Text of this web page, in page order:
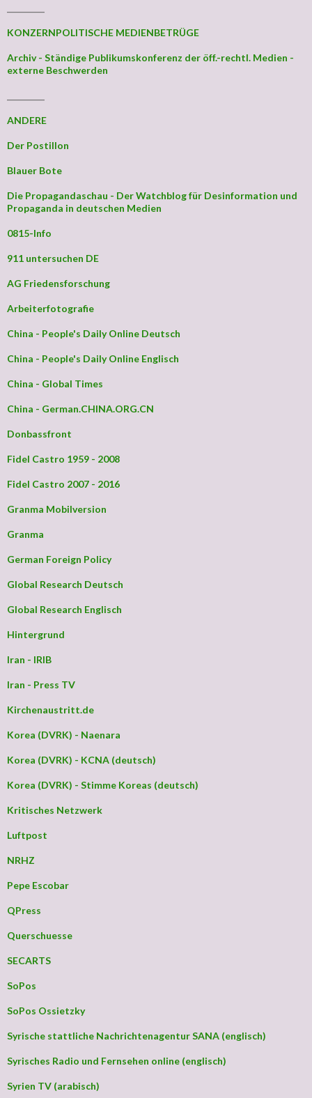
KONZERNPOLITISCHE MEDIENBETRÜGE
Archiv - Ständige Publikumskonferenz der öff.-rechtl. Medien -
externe Beschwerden
ANDERE
Der Postillon
Blauer Bote
Die Propagandaschau - Der Watchblog für Desinformation und
Propaganda in deutschen Medien
0815-Info
911 untersuchen DE
AG Friedensforschung
Arbeiterfotografie
China - People's Daily Online Deutsch
China - People's Daily Online Englisch
China - Global Times
China - German.CHINA.ORG.CN
Donbassfront
Fidel Castro 1959 - 2008
Fidel Castro 2007 - 2016
Granma Mobilversion
Granma
German Foreign Policy
Global Research Deutsch
Global Research Englisch
Hintergrund
Iran - IRIB
Iran - Press TV
Kirchenaustritt.de
Korea (DVRK) - Naenara
Korea (DVRK) - KCNA (deutsch)
Korea (DVRK) - Stimme Koreas (deutsch)
Kritisches Netzwerk
Luftpost
NRHZ
Pepe Escobar
QPress
Querschuesse
SECARTS
SoPos
SoPos Ossietzky
Syrische stattliche Nachrichtenagentur SANA (englisch)
Syrisches Radio und Fernsehen online (englisch)
Syrien TV (arabisch)